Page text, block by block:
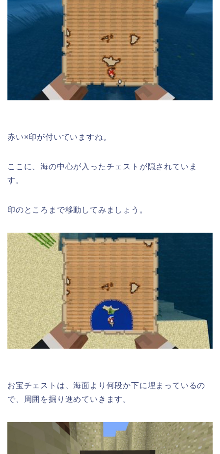
赤い×印が付いていますね。
ここに、海の中心が入ったチェストが隠されていま
す。
印のところまで移動してみましょう。
お宝チェストは、海面より何段か下に埋まっているの
で、周囲を掘り進めていきます。